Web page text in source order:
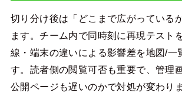
切り分け後は「どこまで広がっている
ます。チーム内で同時刻に再現テスト
線・端末の違いによる影響差を地図/一
す。読者側の閲覧可否も重要で、管理
公開ページも遅いのかで対処が変わりま